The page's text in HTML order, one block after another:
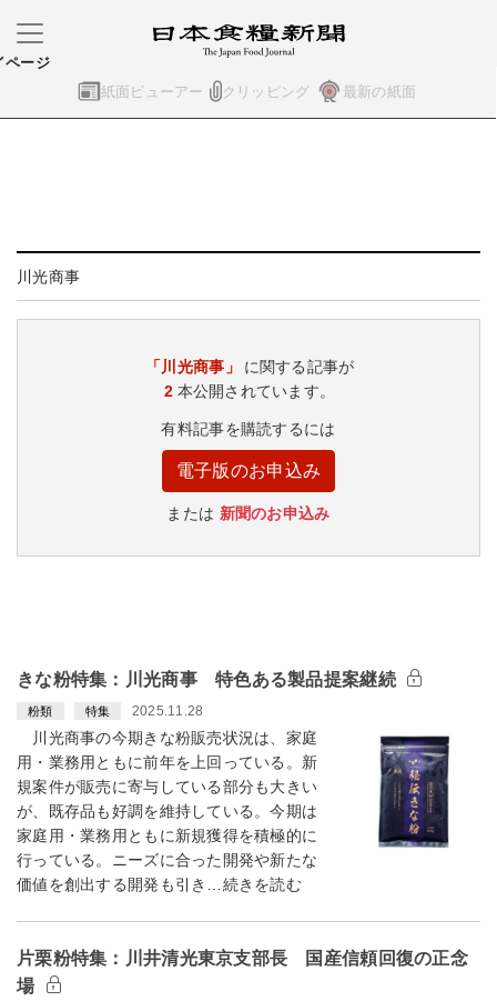
紙面ビューアー クリッピング 最新の紙面
ページ
川光商事
「川光商事」
に関する記事が
2 本公開されています。
有料記事を購読するには
電子版のお申込み
または 新聞のお申込み
きな粉特集：川光商事 特色ある製品提案継続
粉類 特集 2025.11.28
川光商事の今期きな粉販売状況は、家庭
用・業務用ともに前年を上回っている。新
規案件が販売に寄与している部分も大きい
が、既存品も好調を維持している。今期は
家庭用・業務用ともに新規獲得を積極的に
行っている。ニーズに合った開発や新たな
価値を創出する開発も引き…続きを読む
片栗粉特集：川井清光東京支部長 国産信頼回復の正念
場